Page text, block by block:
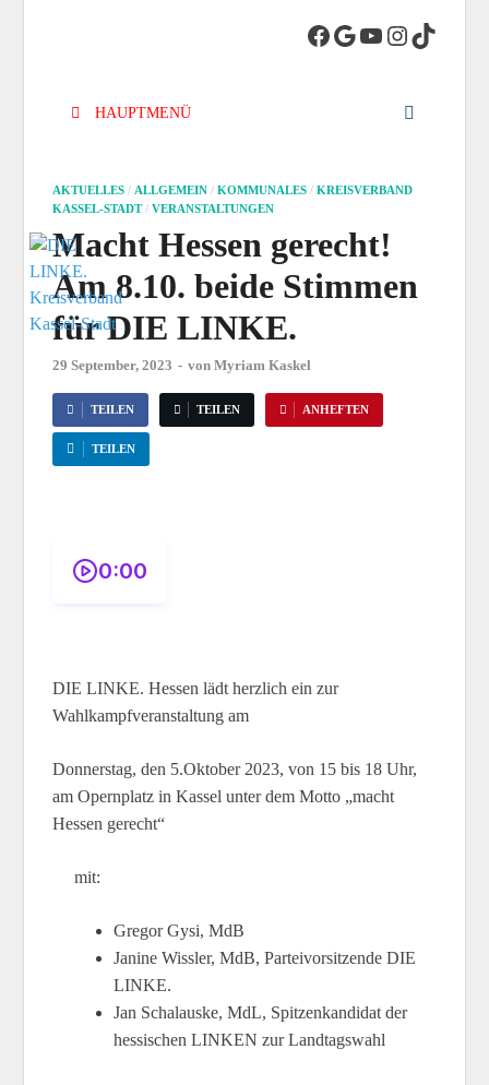
Kreisverband
Kassel-Stadt
HAUPTMENÜ
AKTUELLES / ALLGEMEIN /KOMMUNALES /KREISVERBAND
KASSEL-STADT/VERANSTALTUNGEN
Macht Hessen gerecht!
Am 8.10. beide Stimmen
für DIE LINKE.
29 September, 2023 - vonMyriam Kaskel
TEILEN TEILEN ANHEFTEN
TEILEN
0:00
DIE LINKE. Hessen lädt herzlich ein zur
Wahlkampfveranstaltung am
Donnerstag, den 5.Oktober 2023, von 15 bis 18 Uhr,
am Opernplatz in Kassel unter dem Motto „macht
Hessen gerecht“
mit:
Gregor Gysi, MdB
Janine Wissler, MdB, Parteivorsitzende DIE
LINKE.
Jan Schalauske, MdL, Spitzenkandidat der
hessischen LINKEN zur Landtagswahl